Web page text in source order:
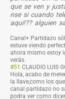
que se ven y
nse si cuando
aqui!?? alguien
Canal+ Partidazo
estuve viendo
ahora mismo estoy
verás.
#51 CLAUDIO LUIS
Hola, acabo de
la llave,como los
canal partidazo no
podra ver como